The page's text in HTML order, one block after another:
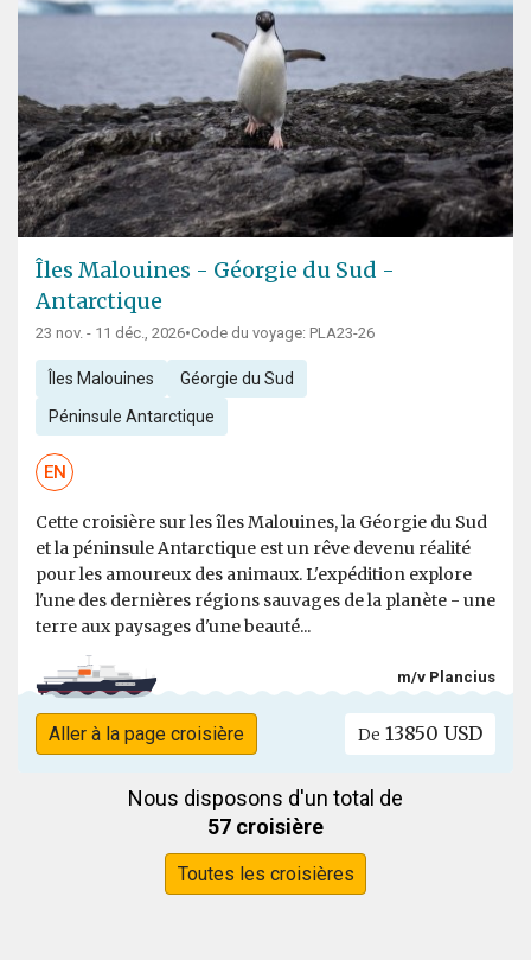
Îles Malouines - Géorgie du Sud -
Antarctique
23 nov. - 11 déc., 2026•Code du voyage: PLA23-26
Îles Malouines Géorgie du Sud
Péninsule Antarctique
EN
Cette croisière sur les îles Malouines, la Géorgie du Sud
et la péninsule Antarctique est un rêve devenu réalité
pour les amoureux des animaux. L'expédition explore
l'une des dernières régions sauvages de la planète - une
terre aux paysages d'une beauté...
m/v Plancius
Aller à la page croisière De 13850 USD
Nous disposons d'un total de
57 croisière
Toutes les croisières